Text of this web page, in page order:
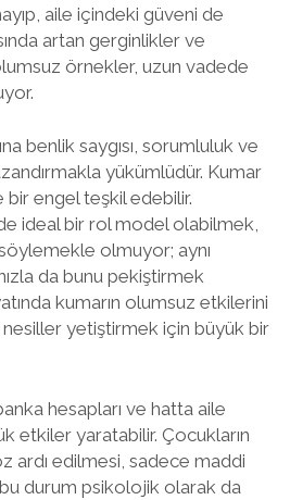
aile içindeki güveni de
artan gerginlikler ve
örnekler, uzun vadede
benlik saygısı, sorumluluk ve
yükümlüdür. Kumar
bir engel teşkil edebilir.
ideal bir rol model olabilmek,
olmuyor; aynı
da bunu pekiştirmek
kumarın olumsuz etkilerini
nesiller yetiştirmek için büyük bir
hesapları ve hatta aile
etkiler yaratabilir. Çocukların
ardı edilmesi, sadece maddi
bu durum psikolojik olarak da